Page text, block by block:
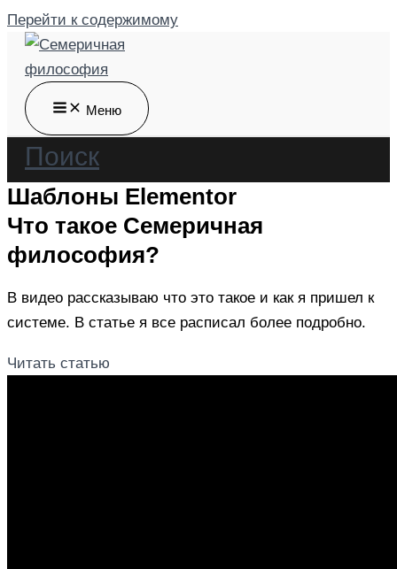
Перейти к содержимому
Меню
Поиск
Шаблоны Elementor
Что такое Семеричная
философия?
В видео рассказываю что это такое и как я пришел к
системе. В статье я все расписал более подробно.
Читать статью